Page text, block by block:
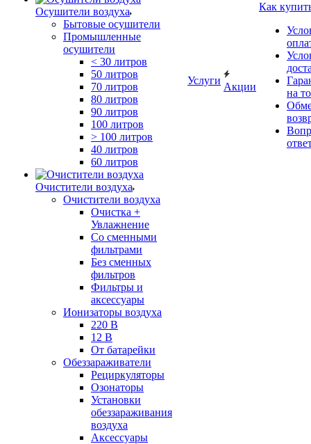
Осушители воздуха
Бытовые осушители
Промышленные
осушители
< 30 литров
50 литров
70 литров
80 литров
90 литров
100 литров
> 100 литров
40 литров
60 литров
Очистители воздуха
Очистители воздуха
Очистка +
Увлажнение
Cо сменными
фильтрами
Без сменных
фильтров
Фильтры и
аксессуары
Ионизаторы воздуха
220 В
12 В
От батарейки
Обеззараживатели
Рециркуляторы
Озонаторы
Установки
обеззараживания
воздуха
Аксессуары
Услуги
Акции
Как
на